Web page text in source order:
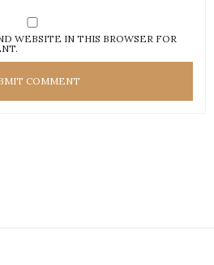
WEBSITE IN THIS BROWSER FOR